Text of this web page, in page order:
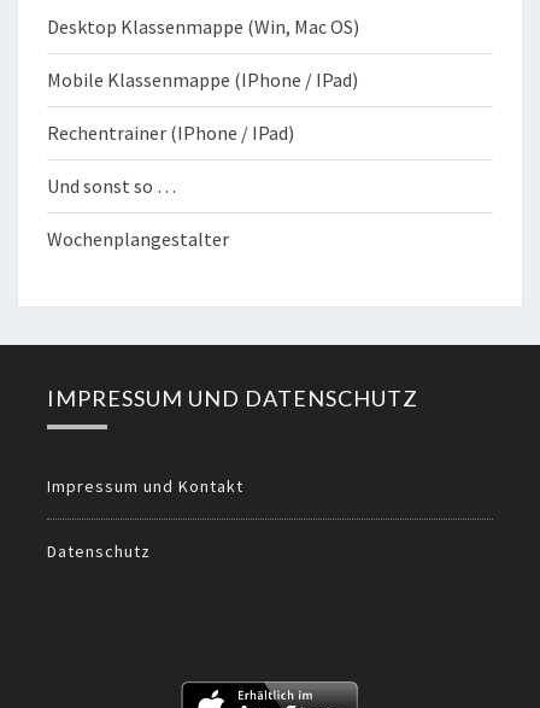
Desktop Klassenmappe (Win, Mac OS)
Mobile Klassenmappe (IPhone / IPad)
Rechentrainer (IPhone / IPad)
Und sonst so …
Wochenplangestalter
IMPRESSUM UND DATENSCHUTZ
Impressum und Kontakt
Datenschutz